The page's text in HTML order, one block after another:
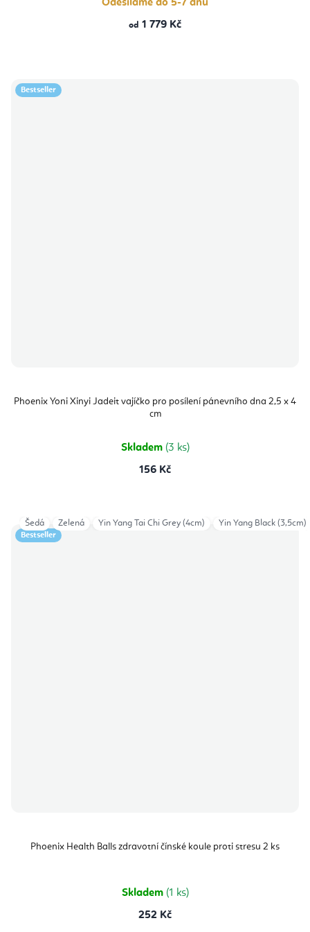
Odesíláme do 5-7 dnů
od 1 779 Kč
Bestseller
Phoenix Yoni Xinyi Jadeit vajíčko pro posílení pánevního dna 2,5 x 4
cm
Skladem (3 ks)
156 Kč
Bestseller
Phoenix Health Balls zdravotní čínské koule proti stresu 2 ks
Skladem (1 ks)
252 Kč
Šedá Zelená Yin Yang Tai Chi Grey (4cm) Yin Yang Black (3,5cm)